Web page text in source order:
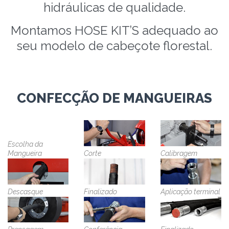
hidráulicas de qualidade.
Montamos HOSE KIT’S adequado ao
seu modelo de cabeçote florestal.
CONFECÇÃO DE MANGUEIRAS
Escolha da
Mangueira
Corte Calibragem
Descasque Finalizado Aplicação terminal